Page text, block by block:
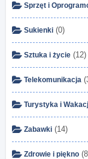
Sprzęt i
Sukienki (0)
Sztuka i życie (12)
Telekomunikacja
Turystyka i
Zabawki (14)
Zdrowie i piękno